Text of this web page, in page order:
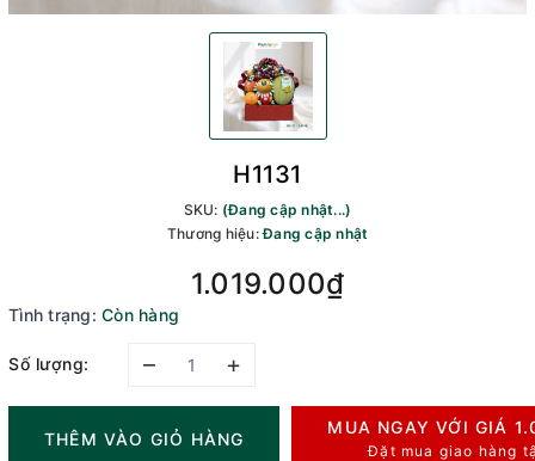
H1131
SKU: (Đang cập nhật...)
Thương hiệu:Đang cập nhật
1.019.000₫
Tình trạng: Còn hàng
Số lượng: – +
THÊM VÀO GIỎ HÀNG
MUA NGAY VỚI GIÁ
Đặt mua giao hàng